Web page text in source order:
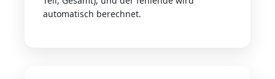
automatisch berechnet.